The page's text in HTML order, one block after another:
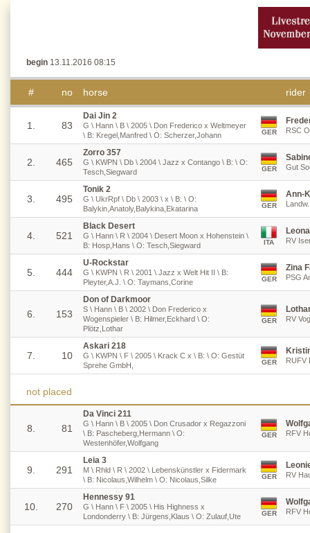
begin 13.11.2016 08:15
# no horse rider
1. 83
Dai Jin 2
G \ Hann \ B \ 2005 \ Don Frederico x Weltmeyer
\ B: Kregel,Manfred \ O: Scherzer,Johann
GER RSC
2. 465
Zorro 357
G \ KWPN \ Db \ 2004 \ Jazz x Contango \ B: \ O:
Tesch,Siegward
GER Gut
3. 495
Tonik 2
G \ UkrRpf \ Db \ 2003 \ x \ B: \ O:
Balykin,Anatoly,Balykina,Ekatarina
GER
Ann-
4. 521
Black Desert
G \ Hann \ R \ 2004 \ Desert Moon x Hohenstein \
B: Hosp,Hans \ O: Tesch,Siegward
ITA RV
5. 444
U-Rockstar
G \ KWPN \ R \ 2001 \ Jazz x Welt Hit II \ B:
Pleyter,A.J. \ O: Taymans,Corine
GER
Zina
PSG
6. 153
Don of Darkmoor
S \ Hann \ B \ 2002 \ Don Frederico x
Wogenspieler \ B: Hilmer,Eckhard \ O:
Plötz,Lothar
GER RV
7. 10
Askari 218
G \ KWPN \ F \ 2005 \ Krack C x \ B: \ O: Gestüt
Sprehe GmbH,
GER RUFV
not placed
8. 81
Da Vinci 211
G \ Hann \ B \ 2005 \ Don Crusador x Regazzoni
\ B: Pascheberg,Hermann \ O:
Westenhöfer,Wolfgang
GER RFV
9. 291
Leia 3
M \ Rhld \ R \ 2002 \ Lebenskünstler x Fidermark
\ B: Nicolaus,Wilhelm \ O: Nicolaus,Silke
GER RV
10. 270
Hennessy 91
G \ Hann \ F \ 2005 \ His Highness x
Londonderry \ B: Jürgens,Klaus \ O: Zulauf,Ute
GER RFV